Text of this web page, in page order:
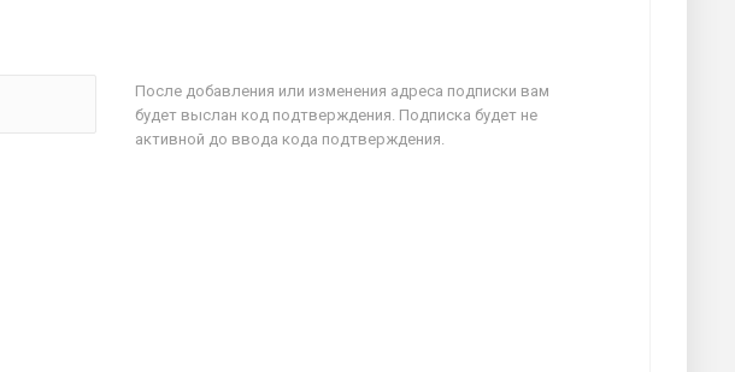
После добавления или изменения адреса подписки вам
будет выслан код подтверждения. Подписка будет не
активной до ввода кода подтверждения.